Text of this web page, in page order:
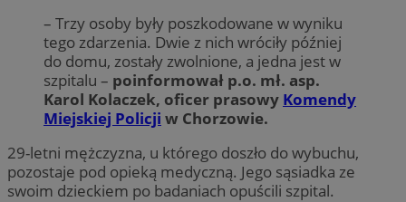
– Trzy osoby były poszkodowane w wyniku
tego zdarzenia. Dwie z nich wróciły później
do domu, zostały zwolnione, a jedna jest w
szpitalu – poinformował p.o. mł. asp.
Karol Kolaczek, oficer prasowy Komendy
Miejskiej Policji w Chorzowie.
29-letni mężczyzna, u którego doszło do wybuchu,
pozostaje pod opieką medyczną. Jego sąsiadka ze
swoim dzieckiem po badaniach opuścili szpital.